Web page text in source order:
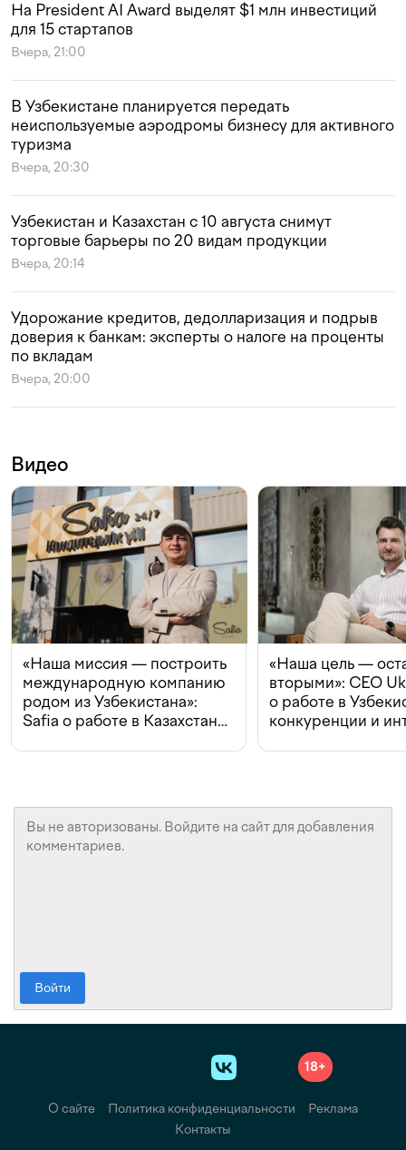
На President AI Award выделят $1 млн инвестиций
для 15 стартапов
Вчера, 21:00
В Узбекистане планируется передать
неиспользуемые аэродромы бизнесу для активного
туризма
Вчера, 20:30
Узбекистан и Казахстан с 10 августа снимут
торговые барьеры по 20 видам продукции
Вчера, 20:14
Удорожание кредитов, дедолларизация и подрыв
доверия к банкам: эксперты о налоге на проценты
по вкладам
Вчера, 20:00
Видео
«Наша миссия — построить
международную компанию
родом из Узбекистана»:
Safia о работе в Казахстане,
«Наша цель —
вторыми»: CEO
о работе в
конкуренции и
Войти
18+
О сайте Политика конфиденциальности
Реклама
Контакты